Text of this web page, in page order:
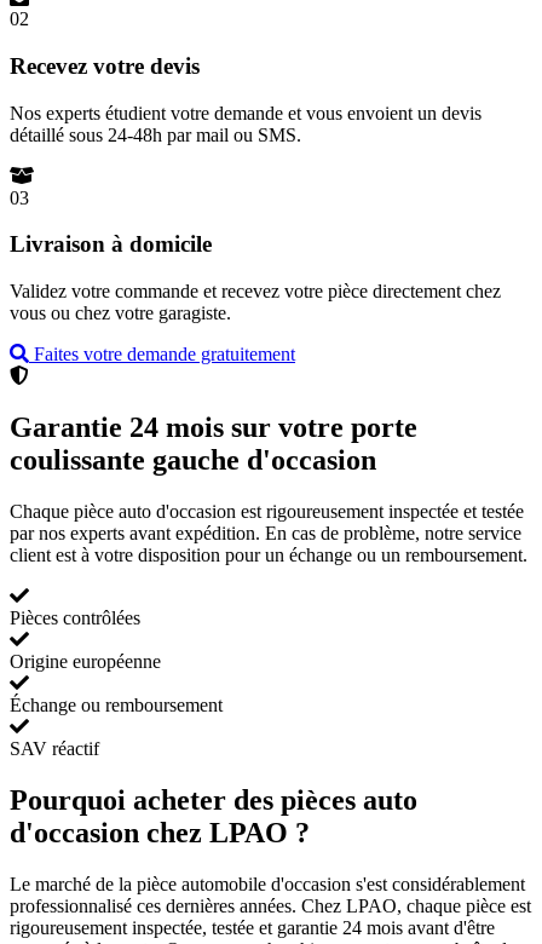
02
Recevez votre devis
Nos experts étudient votre demande et vous envoient un devis
détaillé sous 24-48h par mail ou SMS.
03
Livraison à domicile
Validez votre commande et recevez votre pièce directement chez
vous ou chez votre garagiste.
Faites votre demande gratuitement
Garantie 24 mois sur votre porte
coulissante gauche d'occasion
Chaque pièce auto d'occasion est rigoureusement inspectée et testée
par nos experts avant expédition. En cas de problème, notre service
client est à votre disposition pour un échange ou un remboursement.
Pièces contrôlées
Origine européenne
Échange ou remboursement
SAV réactif
Pourquoi acheter des pièces auto
d'occasion chez LPAO ?
Le marché de la pièce automobile d'occasion s'est considérablement
professionnalisé ces dernières années. Chez LPAO, chaque pièce est
rigoureusement inspectée, testée et garantie 24 mois avant d'être